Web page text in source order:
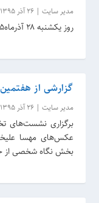
مدیر سایت |26 آذر 1395
روز یکشنبه ۲۸ آذرماه۹۵ در خانه هنرمندان ایران.
گزارشی از هفتمین روز
مدیر سایت |26 آذر 1395
برگزاری نشست‌های
عکس‌های مهسا
بخش نگاه شخصی از